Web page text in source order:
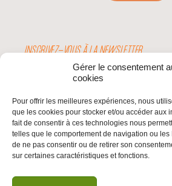
Gérer le consentement
cookies
Pour offrir les meilleures expériences, nous
que les cookies pour stocker et/ou accéder aux
fait de consentir à ces technologies nous
telles que le comportement de navigation ou
de ne pas consentir ou de retirer son
sur certaines caractéristiques et fonctions.
INSCRIVEZ-VOUS À LA NEWSLETTER
Inscrivez-vous à la Newsletter
Valider
© 2026 | BDS France | Boycott